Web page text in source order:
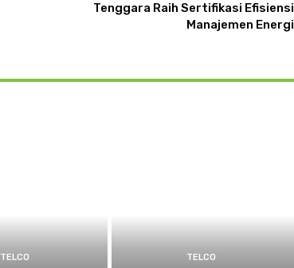
Tenggara Raih Sertifikasi Efisiensi
Manajemen Energi
TELCO TELCO